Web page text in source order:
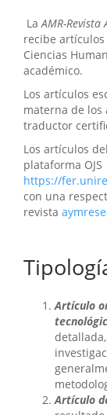
LaAMR-
recibe
Ciencias
académico.
Los artículos
materna de los
traductor
Los artículos
plataforma OJS
https://
con una
revista
Artículo
Artículo